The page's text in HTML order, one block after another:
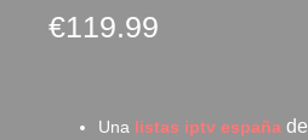
€119.99
Una listas iptv españa